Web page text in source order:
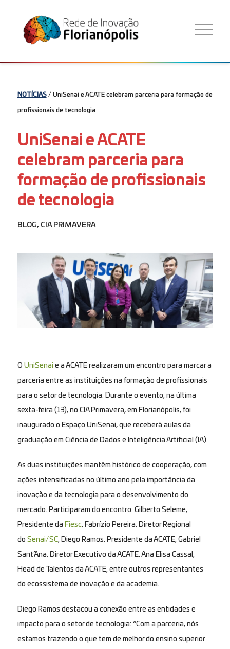
NOTÍCIAS/ UniSenai e ACATE celebram parceria para formação de
profissionais de tecnologia
UniSenai e ACATE
celebram parceria para
formação de profissionais
de tecnologia
BLOG, CIA PRIMAVERA
O UniSenai e a ACATE realizaram um encontro para marcar a
parceria entre as instituições na formação de profissionais
para o setor de tecnologia. Durante o evento, na última
sexta-feira (13), no CIA Primavera, em Florianópolis, foi
inaugurado o Espaço UniSenai, que receberá aulas da
graduação em Ciência de Dados e Inteligência Artificial (IA).
As duas instituições mantêm histórico de cooperação, com
ações intensificadas no último ano pela importância da
inovação e da tecnologia para o desenvolvimento do
mercado. Participaram do encontro: Gilberto Seleme,
Presidente da Fiesc, Fabrízio Pereira, Diretor Regional
do Senai/SC, Diego Ramos, Presidente da ACATE, Gabriel
Sant’Ana, Diretor Executivo da ACATE, Ana Elisa Cassal,
Head de Talentos da ACATE, entre outros representantes
do ecossistema de inovação e da academia.
Diego Ramos destacou a conexão entre as entidades e
impacto para o setor de tecnologia: “Com a parceria, nós
estamos trazendo o que tem de melhor do ensino superior